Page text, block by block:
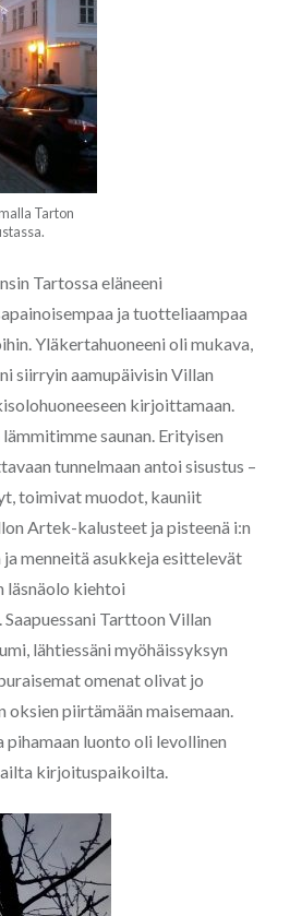
Tarton
Tartossa eläneeni
ja tuotteliaampaa
Yläkertahuoneeni oli mukava,
siirryin aamupäivisin Villan
kirjoittamaan.
saunan. Erityisen
tunnelmaan antoi sisustus –
toimivat muodot, kauniit
Artek-kalusteet ja pisteenä i:n
menneitä asukkeja esittelevät
läsnäolo kiehtoi
Tarttoon Villan
lähtiessäni myöhäissyksyn
omenat olivat jo
oksien piirtämään maisemaan.
luonto oli levollinen
kirjoituspaikoilta.